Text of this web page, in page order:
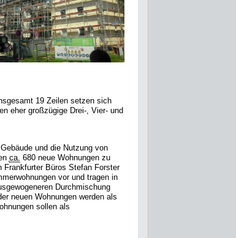
19 Zeilen setzen sich
eher großzügige Drei-, Vier- und
und die Nutzung von
ca. 680 neue Wohnungen zu
Frankfurter Büros Stefan Forster
vor und tragen in
Durchmischung
neuen Wohnungen werden als
sollen als